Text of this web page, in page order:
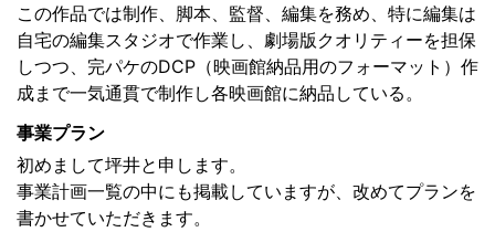
この作品では制作、脚本、監督、編集を務め、特に編集は
自宅の編集スタジオで作業し、劇場版クオリティーを担保
しつつ、完パケのDCP（映画館納品用のフォーマット）作
成まで一気通貫で制作し各映画館に納品している。
事業プラン
初めまして坪井と申します。
事業計画一覧の中にも掲載していますが、改めてプランを
書かせていただきます。